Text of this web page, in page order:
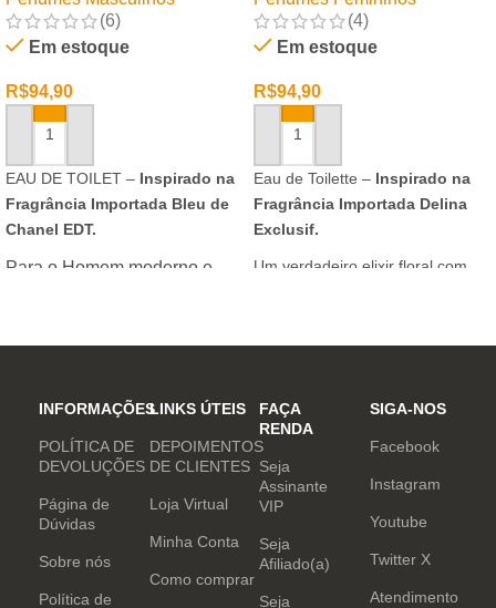
(6)
Em estoque
R$94,90
ADICIONAR AO CARRINHO
EAU DE TOILET – Inspirado na
Fragrância Importada Bleu de
Chanel EDT.
Para o Homem moderno e
inovar sempre, provocando
e determinação.
(4)
Em estoque
R$94,90
ADICIONAR AO CARRINHO
Eau de Toilette – Inspirado na
Fragrância Importada Delina
Exclusif.
Um verdadeiro elixir floral com
INFORMAÇÕES
POLÍTICA DE
DEVOLUÇÕES
Página de
Dúvidas
Sobre nós
Política de
LINKS ÚTEIS
DEPOIMENTOS
DE CLIENTES
Loja Virtual
Minha Conta
Como comprar
FAÇA
RENDA
Seja
Assinante
VIP
Seja
Afiliado(a)
Seja
SIGA-NOS
Facebook
Instagram
Youtube
Twitter X
Atendimento